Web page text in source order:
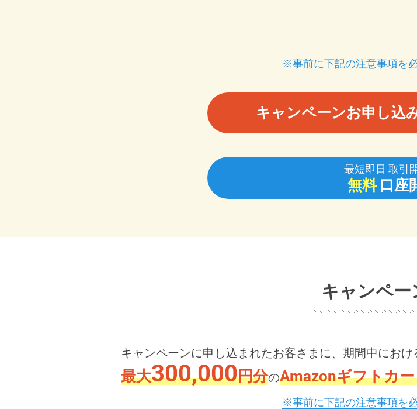
※事前に下記の注意事項を
キャンペーンお申し込
最短即日 取引
無料 口座
キャンペー
キャンペーンに申し込まれたお客さまに、期間中にお
最大300,000円分のAmazonギフトカ
※事前に下記の注意事項を